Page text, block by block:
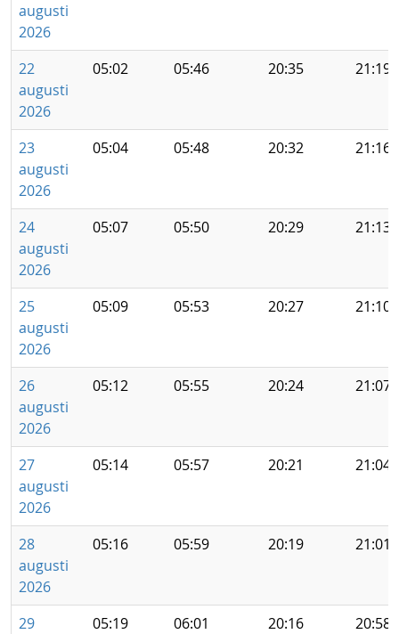
augusti
2026
22
augusti
2026
05:02 05:46 20:35 21:19
23
augusti
2026
05:04 05:48 20:32 21:16
24
augusti
2026
05:07 05:50 20:29 21:13
25
augusti
2026
05:09 05:53 20:27 21:10
26
augusti
2026
05:12 05:55 20:24 21:07
27
augusti
2026
05:14 05:57 20:21 21:04
28
augusti
2026
05:16 05:59 20:19 21:01
29
05:19 06:01 20:16 20:58